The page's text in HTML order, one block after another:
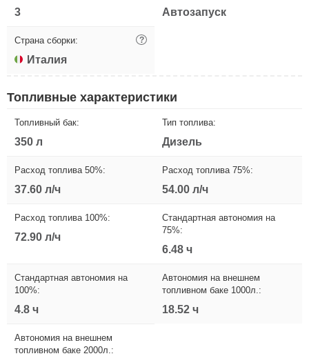
3 Автозапуск
Страна сборки: ?
Италия
Топливные характеристики
Топливный бак:
350 л
Тип топлива:
Дизель
Расход топлива 50%:
37.60 л/ч
Расход топлива 75%:
54.00 л/ч
Расход топлива 100%:
72.90 л/ч
Стандартная автономия на
75%:
6.48 ч
Стандартная автономия на
100%:
4.8 ч
Автономия на внешнем
топливном баке 1000л.:
18.52 ч
Автономия на внешнем
топливном баке 2000л.: